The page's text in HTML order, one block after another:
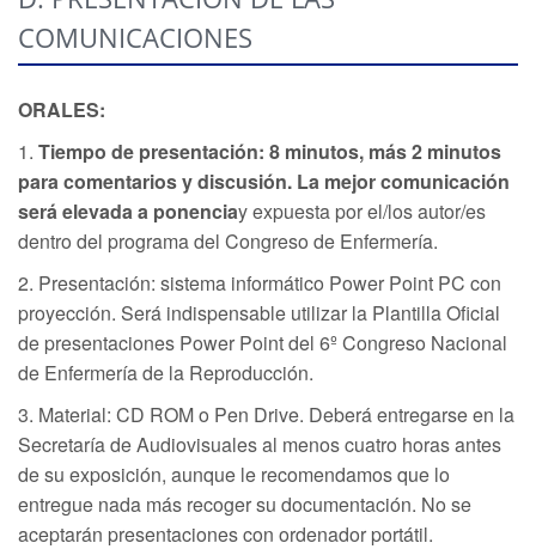
COMUNICACIONES
ORALES:
1. Tiempo de presentación: 8 minutos, más 2 minutos
para comentarios y discusión. La mejor comunicación
será elevada a ponenciay expuesta por el/los autor/es
dentro del programa del Congreso de Enfermería.
2. Presentación: sistema informático Power Point PC con
proyección. Será indispensable utilizar la Plantilla Oficial
de presentaciones Power Point del 6º Congreso Nacional
de Enfermería de la Reproducción.
3. Material: CD ROM o Pen Drive. Deberá entregarse en la
Secretaría de Audiovisuales al menos cuatro horas antes
de su exposición, aunque le recomendamos que lo
entregue nada más recoger su documentación. No se
aceptarán presentaciones con ordenador portátil.